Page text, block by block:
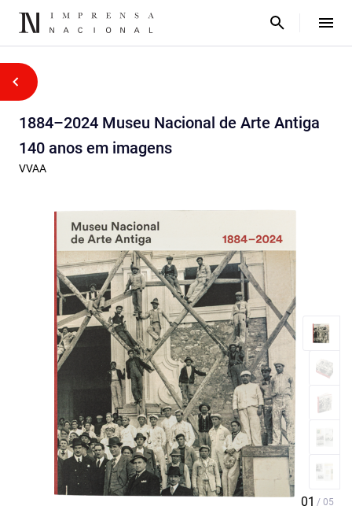
1884–2024 Museu Nacional de Arte Antiga
140 anos em imagens
VVAA